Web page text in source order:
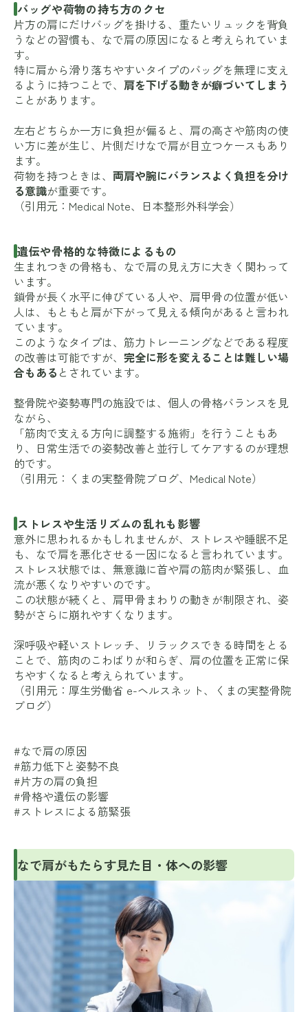
バッグや荷物の持ち方のクセ
片方の肩にだけバッグを掛ける、重たいリュックを背負
うなどの習慣も、なで肩の原因になると考えられていま
す。
特に肩から滑り落ちやすいタイプのバッグを無理に支え
るように持つことで、 肩を下げる動きが癖づいてしまう
ことがあります。
左右どちらか一方に負担が偏ると、肩の高さや筋肉の使
い方に差が生じ、片側だけなで肩が目立つケースもあり
ます。
荷物を持つときは、 両肩や腕にバランスよく負担を分け
る意識が重要です。
（引用元： Medical Note、 日本整形外科学会）
遺伝や骨格的な特徴によるもの
生まれつきの骨格も、なで肩の見え方に大きく関わって
います。
鎖骨が長く水平に伸びている人や、肩甲骨の位置が低い
人は、もともと肩が下がって見える傾向があると言われ
ています。
このようなタイプは、筋力トレーニングなどである程度
の改善は可能ですが、 完全に形を変えることは難しい場
合もある とされています。
整骨院や姿勢専門の施設では、個人の骨格バランスを見
ながら、
「筋肉で支える方向に調整する施術」を行うこともあ
り、日常生活での姿勢改善と並行してケアするのが理想
的です。
（引用元： くまの実整骨院ブログ、 Medical Note）
ストレスや生活リズムの乱れも影響
意外に思われるかもしれませんが、ストレスや睡眠不足
も、なで肩を悪化させる一因になると言われています。
ストレス状態では、無意識に首や肩の筋肉が緊張し、血
流が悪くなりやすいのです。
この状態が続くと、肩甲骨まわりの動きが制限され、姿
勢がさらに崩れやすくなります。
深呼吸や軽いストレッチ、リラックスできる時間をとる
ことで、筋肉のこわばりが和らぎ、肩の位置を正常に保
ちやすくなると考えられています。
（引用元： 厚生労働省 e-ヘルスネット、
くまの実整骨院
ブログ）
#なで肩の原因
#筋力低下と姿勢不良
#片方の肩の負担
#骨格や遺伝の影響
#ストレスによる筋緊張
なで肩がもたらす見た目・体への影響